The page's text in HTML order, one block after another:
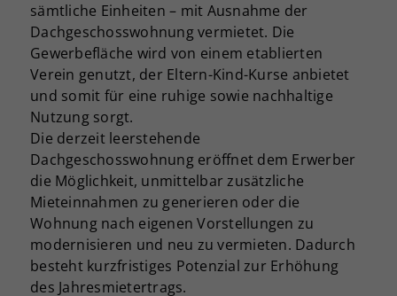
sämtliche Einheiten – mit Ausnahme der
Dachgeschosswohnung vermietet. Die
Gewerbefläche wird von einem etablierten
Verein genutzt, der Eltern-Kind-Kurse anbietet
und somit für eine ruhige sowie nachhaltige
Nutzung sorgt.
Die derzeit leerstehende
Dachgeschosswohnung eröffnet dem Erwerber
die Möglichkeit, unmittelbar zusätzliche
Mieteinnahmen zu generieren oder die
Wohnung nach eigenen Vorstellungen zu
modernisieren und neu zu vermieten. Dadurch
besteht kurzfristiges Potenzial zur Erhöhung
des Jahresmietertrags.